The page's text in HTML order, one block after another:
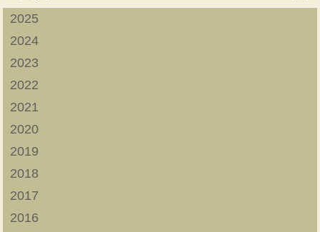
2025
2024
2023
2022
2021
2020
2019
2018
2017
2016